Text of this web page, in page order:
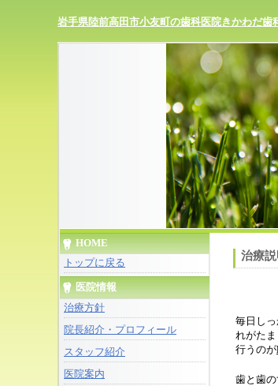
岩手県陸前高田市小友町の歯科医院きかわだ歯
HOME
トップに戻る
医院情報
治療方針
院長紹介・プロフィール
スタッフ紹介
医院案内
治療説
毎日し
れがた
行うのが
歯と歯